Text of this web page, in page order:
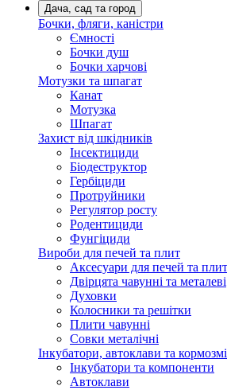
Дача, сад та город
Бочки, фляги, каністри
Ємності
Бочки душ
Бочки харчові
Мотузки та шпагат
Канат
Мотузка
Шпагат
Захист від шкідників
Інсектициди
Біодеструктор
Гербіциди
Протруйники
Регулятор росту
Родентициди
Фунгіциди
Вироби для печей та плит
Аксесуари для печей та плит
Двірцята чавунні та металеві
Духовки
Колосники та решітки
Плити чавунні
Совки металічні
Інкубатори, автоклави та
Інкубатори та компоненти
Автоклави